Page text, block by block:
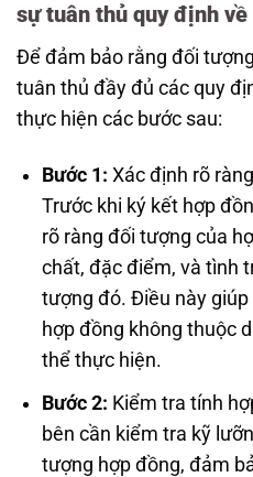
sự tuân thủ quy định
Để đảm bảo rằng đối
tuân thủ đầy đủ các quy
thực hiện các bước sau:
Bước 1: Xác định rõ
Trước khi ký kết hợp
rõ ràng đối tượng của
chất, đặc điểm, và tình
tượng đó. Điều này
hợp đồng không thuộc
thể thực hiện.
Bước 2: Kiểm tra tính
bên cần kiểm tra kỹ
tượng hợp đồng, đảm